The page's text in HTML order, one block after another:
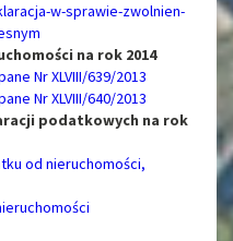
w-sprawie-zwolnien-
na rok 2014
Nr XLVIII/639/2013
Nr XLVIII/640/2013
podatkowych na rok
od nieruchomości,